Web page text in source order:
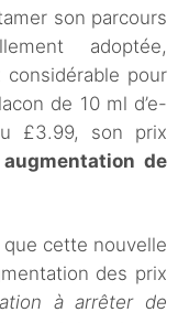
son parcours
adoptée,
pour
de 10 ml d’e-
£3.99, son prix
de
cette nouvelle
des prix
à arrêter de